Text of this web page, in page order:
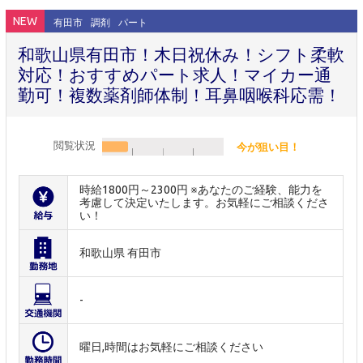
NEW 有田市 調剤 パート
和歌山県有田市！木日祝休み！シフト柔軟
対応！おすすめパート求人！マイカー通
勤可！複数薬剤師体制！耳鼻咽喉科応需！
閲覧状況 今が狙い目！
時給1800円～2300円 ※あなたのご経験、能力を
考慮して決定いたします。お気軽にご相談くださ
い！
和歌山県 有田市
-
曜日,時間はお気軽にご相談ください